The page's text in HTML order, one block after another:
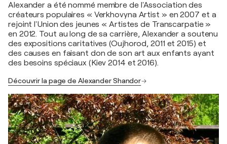
Alexander a été nommé membre de l'Association des
créateurs populaires « Verkhovyna Artist » en 2007 et a
rejoint l'Union des jeunes « Artistes de Transcarpatie »
en 2012. Tout au long de sa carrière, Alexander a soutenu
des expositions caritatives (Oujhorod, 2011 et 2015) et
des causes en faisant don de son art aux enfants ayant
des besoins spéciaux (Kiev 2014 et 2016).
Découvrir la page de Alexander Shandor